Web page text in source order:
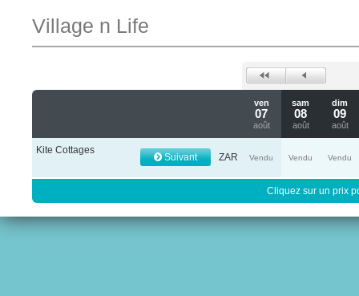
Village n Life
ven
07
août
sam
08
août
dim
09
août
Kite Cottages
Suivant ZAR Vendu Vendu Vendu
Cliquez sur un prix